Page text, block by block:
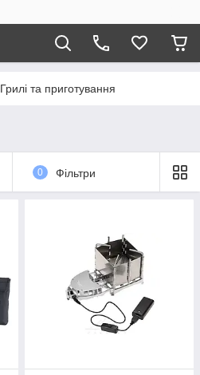
Грилі та приготування
0 Фільтри